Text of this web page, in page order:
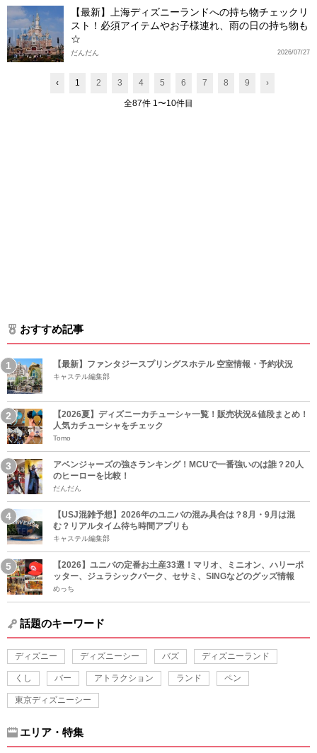
【最新】上海ディズニーランドへの持ち物チェックリ
スト！必須アイテムやお子様連れ、雨の日の持ち物も
☆
2026/07/27
だんだん
‹ 1 2 3 4 5 6 7 8 9 ›
全87件 1〜10件目
おすすめ記事
【最新】ファンタジースプリングスホテル 空室情報・予約状況
キャステル編集部
【2026夏】ディズニーカチューシャ一覧！販売状況&値段まとめ！
人気カチューシャをチェック
Tomo
アベンジャーズの強さランキング！MCUで一番強いのは誰？20人
のヒーローを比較！
だんだん
【USJ混雑予想】2026年のユニバの混み具合は？8月・9月は混
む？リアルタイム待ち時間アプリも
キャステル編集部
【2026】ユニバの定番お土産33選！マリオ、ミニオン、ハリーポ
ッター、ジュラシックパーク、セサミ、SINGなどのグッズ情報
めっち
話題のキーワード
ディズニー ディズニーシー バズ ディズニーランド
くし バー アトラクション ランド ペン
東京ディズニーシー
エリア・特集